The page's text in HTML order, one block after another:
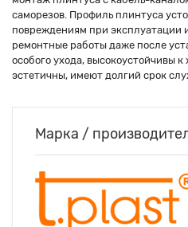
саморезов. Профиль плинтуса
повреждениям при эксплуатации
ремонтные работы даже после
особого ухода, высокоустойчивы
эстетичны, имеют долгий срок
Марка /